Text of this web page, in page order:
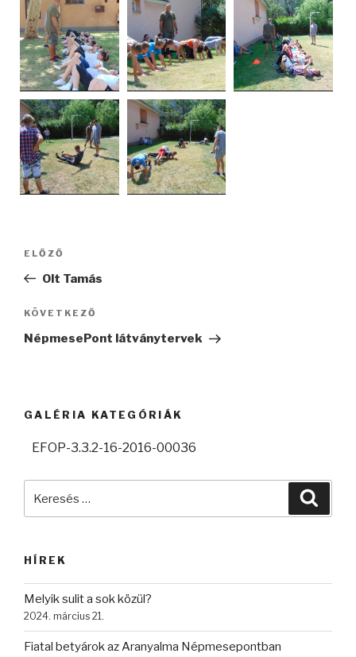
Bejegyzés
Korábbi
bejegyzés
ELŐZŐ
Olt Tamás
Következő
bejegyzés
KÖVETKEZŐ
NépmesePont látványtervek
GALÉRIA KATEGÓRIÁK
EFOP-3.3.2-16-2016-00036
HÍREK
Melyik sulit a sok közül?
2024. március 21.
Fiatal betyárok az Aranyalma Népmesepontban